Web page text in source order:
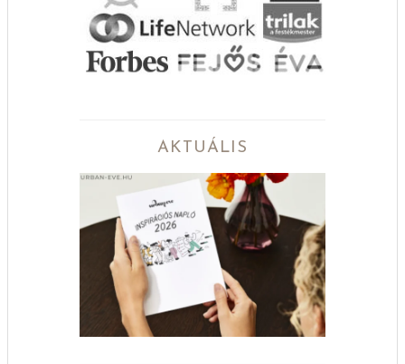
AKTUÁLIS